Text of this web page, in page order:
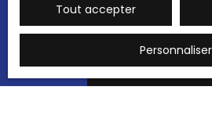
Pour en savoir plus sur le
données personnelles,
politique de
Tout accepter
Personnaliser